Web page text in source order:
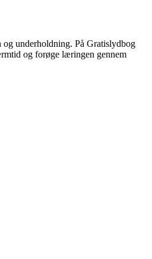
underholdning. På Gratislydbog
og forøge læringen gennem